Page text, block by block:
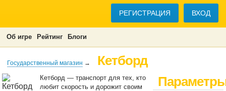
РЕГИСТРАЦИЯ ВХОД
Об игре Рейтинг Блоги
Государственный магазин → Кетборд
Кетборд — транспорт для тех, кто
любит скорость и дорожит своим